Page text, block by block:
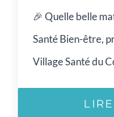
🎉 Quelle belle
Santé Bien-être,
Village Santé du